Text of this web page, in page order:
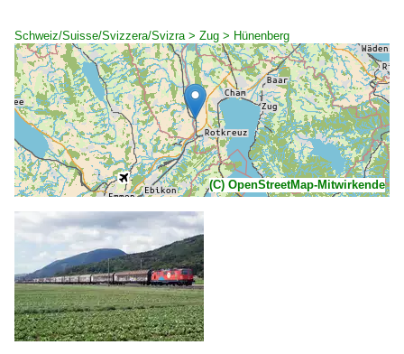
Schweiz/Suisse/Svizzera/Svizra > Zug > Hünenberg
(C) OpenStreetMap-Mitwirkende